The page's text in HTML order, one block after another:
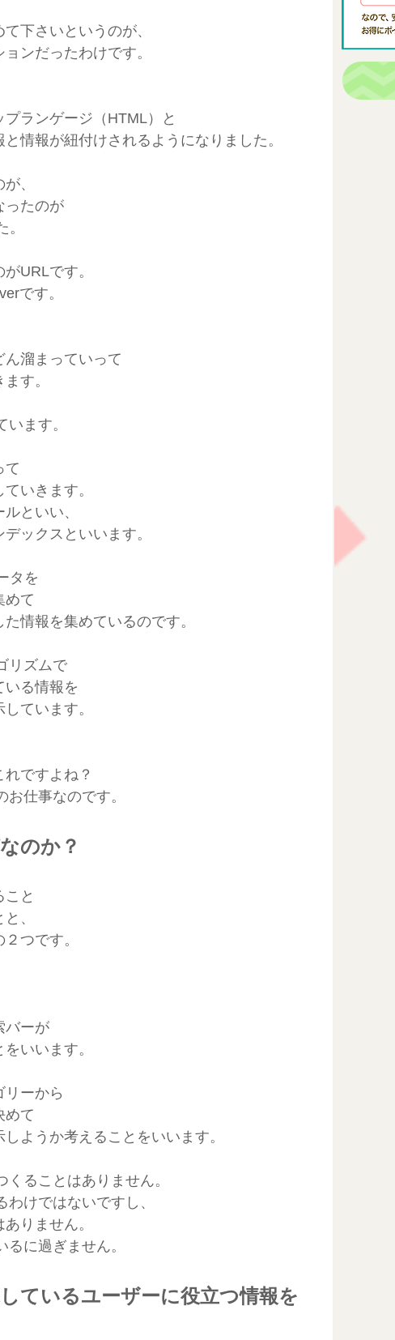
下さいというのが、
ンだったわけです。
ランゲージ（HTML）と
情報が紐付けされるようになりました。
、
ったのが
URLです。
です。
溜まっていって
す。
ます。
て
いきます。
といい、
ックスといいます。
タを
めて
情報を集めているのです。
リズムで
いる情報を
ています。
ですよね？
仕事なのです。
のか？
こと
、
つです。
バーが
いいます。
リーから
めて
ようか考えることをいいます。
ることはありません。
けではないですし、
りません。
に過ぎません。
ているユーザーに役立つ情報を